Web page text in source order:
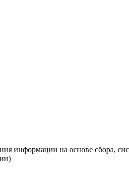
информации на основе сбора,